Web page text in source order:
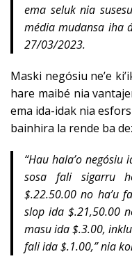
ema seluk nia
média mudansa iha
27/03/2023.
Maski negósiu ne’e
hare maibé nia
ema ida-idak nia
bainhira la rende ba
“Hau hala’o negósiu
sosa fali sigarru
$.22.50.00 no ha’u
slop ida $.21,50.00
masu ida $.3.00,
fali ida $.1.00,” nia